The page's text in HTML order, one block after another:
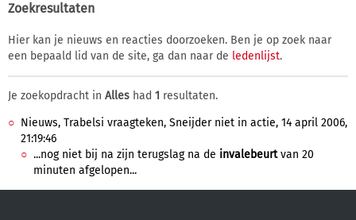
Zoekresultaten
Hier kan je nieuws en reacties doorzoeken. Ben je op zoek naar
een bepaald lid van de site, ga dan naar de ledenlijst.
Je zoekopdracht in Alles had 1 resultaten.
Nieuws, Trabelsi vraagteken, Sneijder niet in actie, 14 april 2006,
21:19:46
...nog niet bij na zijn terugslag na de invalebeurtvan 20
minuten afgelopen...